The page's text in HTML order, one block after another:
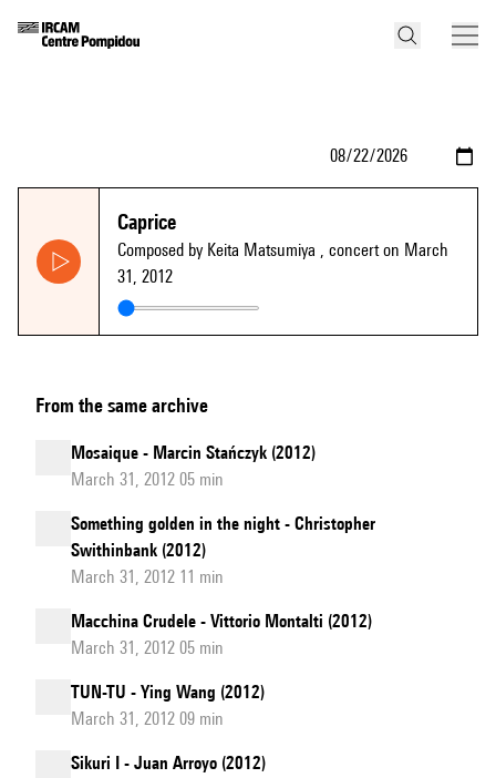
Caprice
Composed by Keita Matsumiya , concert on March
31, 2012
From the same archive
Mosaique - Marcin Stańczyk (2012)
March 31, 2012 05 min
Something golden in the night - Christopher
Swithinbank (2012)
March 31, 2012 11 min
Macchina Crudele - Vittorio Montalti (2012)
March 31, 2012 05 min
TUN-TU - Ying Wang (2012)
March 31, 2012 09 min
Sikuri I - Juan Arroyo (2012)